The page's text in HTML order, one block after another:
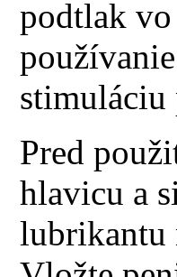
podtlak
Pred
hlavicu a
lubrikantu